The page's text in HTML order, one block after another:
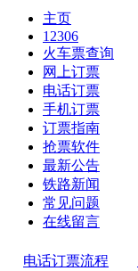
主页
12306
火车票查询
网上订票
电话订票
手机订票
订票指南
抢票软件
最新公告
铁路新闻
常见问题
在线留言
电话订票流程